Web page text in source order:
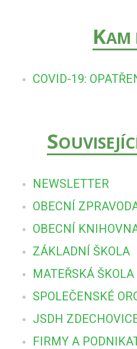
KAM
COVID-19:
S
NEWSLETTER
OBECNÍ
OBECNÍ
ZÁKLADNÍ ŠKOLA
MATEŘSKÁ ŠKOLA
SPOLEČENSKÉ
JSDH
FIRMY A